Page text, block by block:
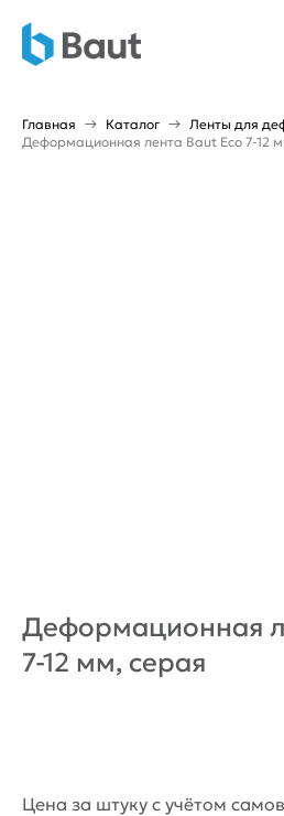
Главная Каталог
Ленты для
Деформационная лента Baut Eco 7-12
Деформационная
7-12 мм, серая
Цена за штуку с учётом